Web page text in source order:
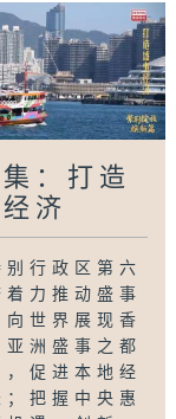
：打造
济
别行政区第六
着力推动盛事
向世界展现香
亚洲盛事之都
，促进本地经
；把握中央惠